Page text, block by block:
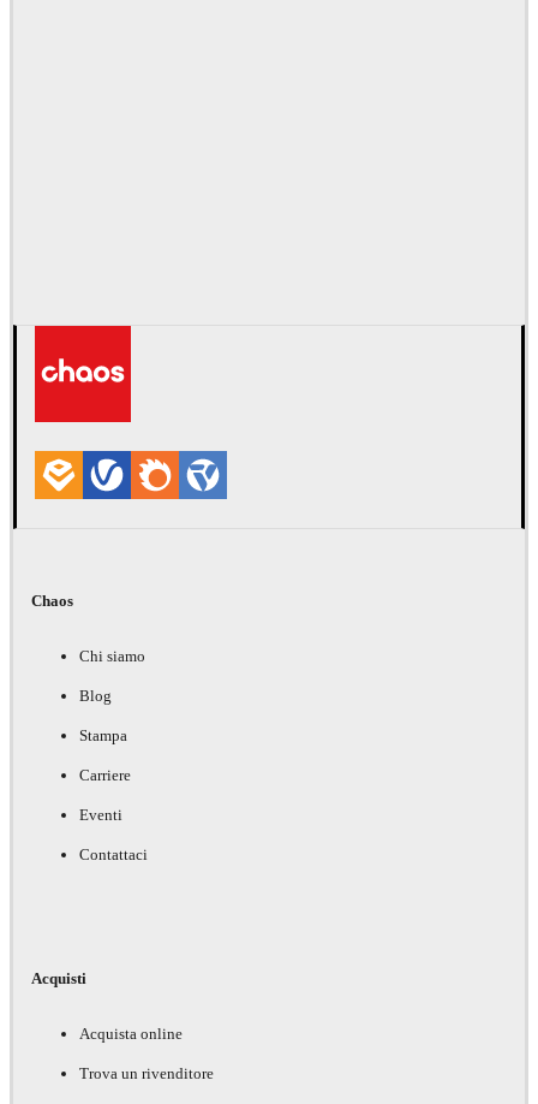
Chaos
Chi siamo
Blog
Stampa
Carriere
Eventi
Contattaci
Acquisti
Acquista online
Trova un rivenditore